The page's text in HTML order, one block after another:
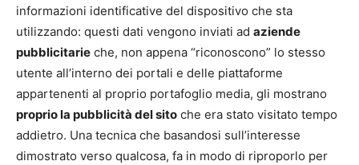
informazioni identificative del dispositivo che sta
utilizzando: questi dati vengono inviati ad aziende
pubblicitarie che, non appena “riconoscono” lo stesso
utente all’interno dei portali e delle piattaforme
appartenenti al proprio portafoglio media, gli mostrano
proprio la pubblicità del sito che era stato visitato tempo
addietro. Una tecnica che basandosi sull’interesse
dimostrato verso qualcosa, fa in modo di riproporlo per